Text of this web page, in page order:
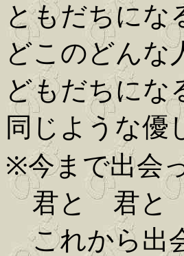
ともだちに
どこのどん
どもだちに
同じような
※今まで出会
君と 君と
これから出